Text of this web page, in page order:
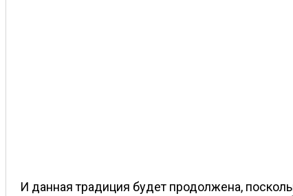
И данная традиция будет продолжена,